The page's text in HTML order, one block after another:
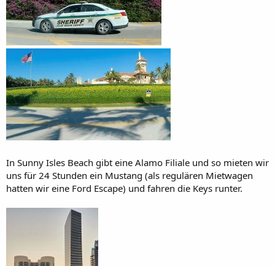
In Sunny Isles Beach gibt eine Alamo Filiale und so mieten wir
uns für 24 Stunden ein Mustang (als regulären Mietwagen
hatten wir eine Ford Escape) und fahren die Keys runter.